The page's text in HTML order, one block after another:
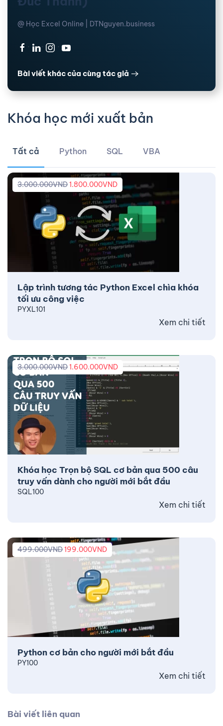
@ Học Excel Online | DTNguyen.business
· · ·
Bài viết khác của cùng tác giả
Khóa học mới xuất bản
Tất cả Python SQL VBA
Lập trình tương tác Python Excel chìa khóa
tối ưu công việc
3.000.000VND1.800.000VND
PYXL101
Xem chi tiết
Khóa học Trọn bộ SQL cơ bản qua 500 câu
truy vấn dành cho người mới bắt đầu
3.000.000VND1.600.000VND
SQL100
Xem chi tiết
Python cơ bản cho người mới bắt đầu
499.000VND199.000VND
PY100
Xem chi tiết
Bài viết liên quan